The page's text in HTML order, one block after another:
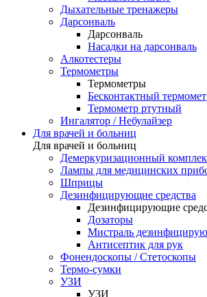
Дыхательные тренажеры
Дарсонваль
Дарсонваль
Насадки на дарсонваль
Алкотестеры
Термометры
Термометры
Бесконтактный
Термометр ртутный
Ингалятор / Небулайзер
Для врачей и больниц
Для врачей и больниц
Демеркуризационный
Лампы для медицинских
Шприцы
Дезинфицирующие средства
Дезинфицирующие
Дозаторы
Мистраль
Антисептик для рук
Фонендоскопы / Стетоскопы
Термо-сумки
УЗИ
УЗИ